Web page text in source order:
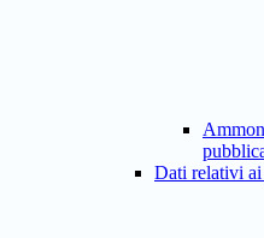
Dati relativi ai